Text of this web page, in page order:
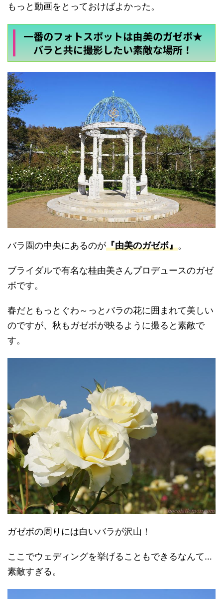
もっと動画をとっておけばよかった。
一番のフォトスポットは由美のガゼボ★
バラと共に撮影したい素敵な場所！
バラ園の中央にあるのが『由美のガゼボ』。
ブライダルで有名な桂由美さんプロデュースのガゼ
ボです。
春だともっとぐわ～っとバラの花に囲まれて美しい
のですが、秋もガゼボが映るように撮ると素敵で
す。
ガゼボの周りには白いバラが沢山！
ここでウェディングを挙げることもできるなんて…
素敵すぎる。